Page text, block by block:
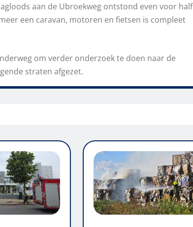
aan de Ubroekweg ontstond even voor half
een caravan, motoren en fietsen is compleet
om verder onderzoek te doen naar de
straten afgezet.